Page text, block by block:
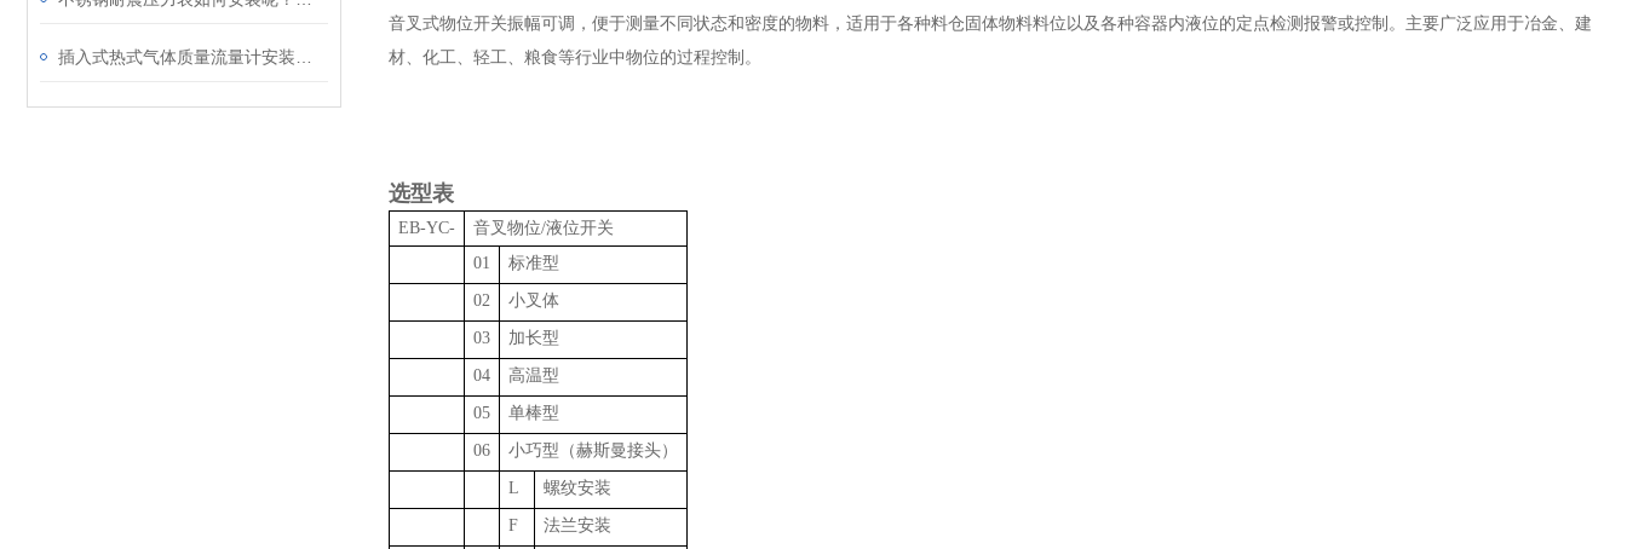
音叉式物位开关振幅可调，便于测量不同状态和密度的物料，适用于各种料仓固体物料料位以及各种容器内液位的定点检测报警或控制。主要广泛应用于冶金、建
材、化工、轻工、粮食等行业中物位的过程控制。
选型表
EB-YC-
音叉物位/液位开关
01
标准型
02 小叉体
03 加长型
04 高温型
05 单棒型
06 小巧型（赫斯曼接头）
L 螺纹安装
F 法兰安装